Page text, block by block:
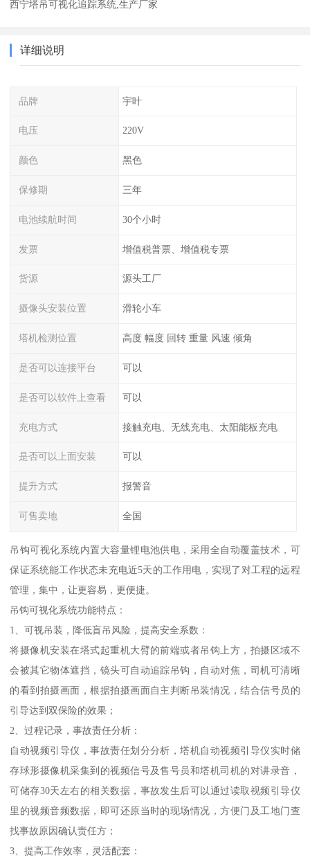
西宁塔吊可视化追踪系统,生产厂家
详细说明
品牌 宇叶
电压 220V
颜色 黑色
保修期 三年
电池续航时间 30个小时
发票 增值税普票、增值税专票
货源 源头工厂
摄像头安装位置 滑轮小车
塔机检测位置 高度 幅度 回转 重量 风速 倾角
是否可以连接平台 可以
是否可以软件上查看 可以
充电方式 接触充电、无线充电、太阳能板充电
是否可以上面安装 可以
提升方式 报警音
可售卖地 全国
吊钩可视化系统内置大容量锂电池供电，采用全自动覆盖技术，可
保证系统能工作状态未充电近5天的工作用电，实现了对工程的远程
管理，集中，让更容易，更便捷。
吊钩可视化系统功能特点：
1、可视吊装，降低盲吊风险，提高安全系数：
将摄像机安装在塔式起重机大臂的前端或者吊钩上方，拍摄区域不
会被其它物体遮挡，镜头可自动追踪吊钩，自动对焦，司机可清晰
的看到拍摄画面，根据拍摄画面自主判断吊装情况，结合信号员的
引导达到双保险的效果；
2、过程记录，事故责任分析：
自动视频引导仪，事故责任划分分析，塔机自动视频引导仪实时储
存球形摄像机采集到的视频信号及售号员和塔机司机的对讲录音，
可储存30天左右的相关数据，事故发生后可以通过读取视频引导仪
里的视频音频数据，即可还原当时的现场情况，方便门及工地门查
找事故原因确认责任方；
3、提高工作效率，灵活配套：